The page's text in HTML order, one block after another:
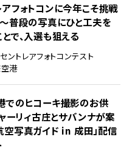
アフォトコンに今年こそ挑戦
～普段の写真にひと工夫を
で、入選も狙える
セントレアフォトコンテスト
港
でのヒコーキ撮影のお供
ャーリィ古庄とサバンナが案
空写真ガイド in 成田」配信